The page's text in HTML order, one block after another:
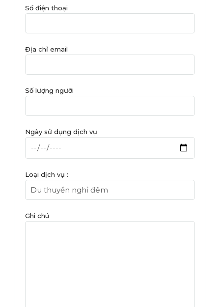
Số điện thoại
Địa chỉ email
Số lượng người
Ngày sử dụng dịch vụ
Loại dịch vụ :
Ghi chú